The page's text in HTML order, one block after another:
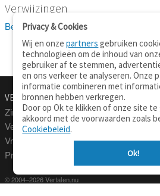
Verwijzingen
Bekijk 12 definitie(s) van lay
VERTALEN.NU
Zinnen vertalen
Verklarend woordenboek
Vraagbaak
Professionele vertaling
© 2004–2026 Vertalen.nu
Over
Privacy & Cookies
Wij en onzepartners gebruiken
technologieën om de inhoud van
gebruiker af te stemmen,
en ons verkeer te analyseren. Onze
informatie combineren met
bronnen hebben verkregen.
Door op Ok te klikken of onze site te
akkoord met de voorwaarden zoals
Cookiebeleid.
Ok!